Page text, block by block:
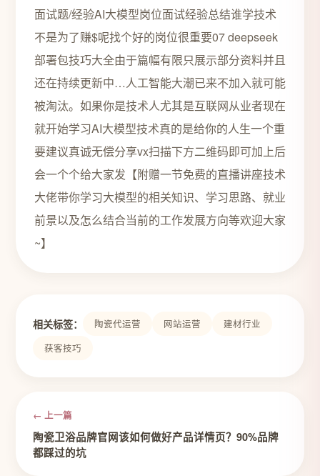
面试题/经验AI大模型岗位面试经验总结谁学技术
不是为了赚$呢找个好的岗位很重要07 deepseek
部署包技巧大全由于篇幅有限只展示部分资料并且
还在持续更新中…人工智能大潮已来不加入就可能
被淘汰。如果你是技术人尤其是互联网从业者现在
就开始学习AI大模型技术真的是给你的人生一个重
要建议真诚无偿分享vx扫描下方二维码即可加上后
会一个个给大家发【附赠一节免费的直播讲座技术
大佬带你学习大模型的相关知识、学习思路、就业
前景以及怎么结合当前的工作发展方向等欢迎大家
~】
相关标签： 陶瓷代运营 网站运营
建材行业
获客技巧
← 上一篇
陶瓷卫浴品牌官网该如何做好产品详情页？90%品牌
都踩过的坑